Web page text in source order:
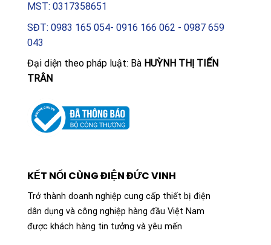
MST: 0317358651
SĐT: 0983 165 054- 0916 166 062 - 0987 659
043
Đại diện theo pháp luật: Bà HUỲNH THỊ TIẾN
TRÂN
KẾT NỐI CÙNG ĐIỆN ĐỨC VINH
Trở thành doanh nghiệp cung cấp thiết bị điện
dân dụng và công nghiệp hàng đầu Việt Nam
được khách hàng tin tưởng và yêu mến